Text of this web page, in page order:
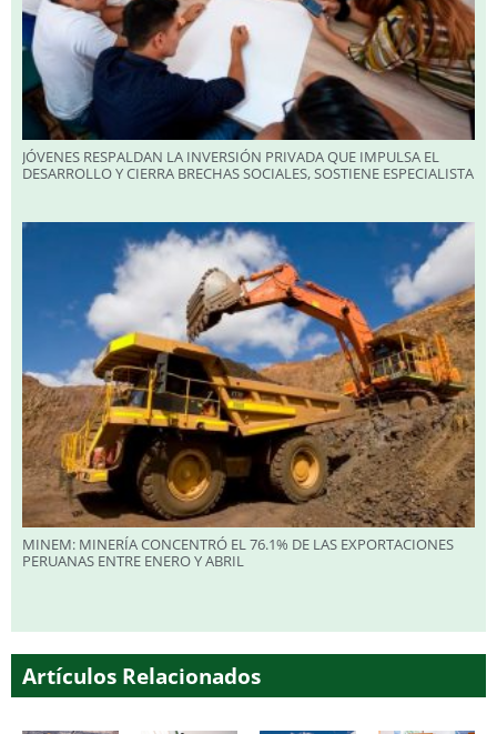
JÓVENES RESPALDAN LA INVERSIÓN PRIVADA QUE IMPULSA EL
DESARROLLO Y CIERRA BRECHAS SOCIALES, SOSTIENE ESPECIALISTA
MINEM: MINERÍA CONCENTRÓ EL 76.1% DE LAS EXPORTACIONES
PERUANAS ENTRE ENERO Y ABRIL
Artículos Relacionados